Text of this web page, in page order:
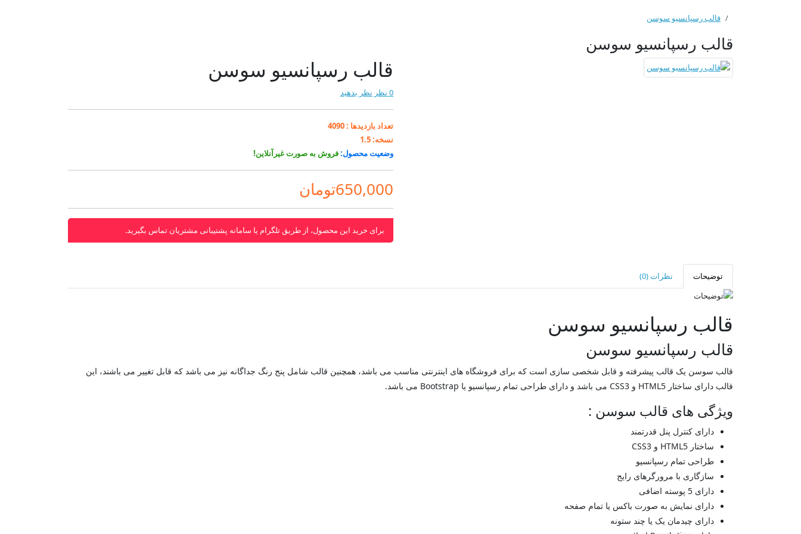
قالب رسپانسیو سوسن
قالب رسپانسیو سوسن
قالب رسپانسیو سوسن
0 نظر نظر بدهید
تعداد بازدیدها :4090
نسخه:1.5
وضعیت محصول:فروش به صورت غیرآنلاین!
650,000تومان
برای خرید این محصول، از طریق تلگرام یا سامانه پشتیبانی مشتریان تماس بگیرید.
توضیحات نظرات (0)
قالب رسپانسیو سوسن
قالب رسپانسیو سوسن
قالب سوسن یک قالب پیشرفته و قابل شخصی سازی است که برای فروشگاه های اینترنتی مناسب می باشد، همچنین قالب شامل پنج رنگ جداگانه نیز می باشد که قابل تغییر می باشند، این
قالب دارای ساختار HTML5 و CSS3 می باشد و دارای طراحی تمام رسپانسیو یا Bootstrap می باشد.
ویژگی های قالب سوسن :
دارای کنترل پنل قدرتمند
ساختار HTML5 و CSS3
طراحی تمام رسپانسیو
سازگاری با مرورگرهای رایج
دارای 5 پوسته اضافی
دارای نمایش به صورت باکس یا تمام صفحه
دارای چیدمان یک یا چند ستونه